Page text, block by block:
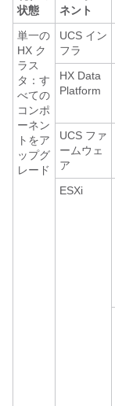
状態
ネント
単一の
HX ク
ラス
タ：す
べての
コンポ
ーネン
トをア
ップグ
レード
UCS イン
フラ
HX Data
Platform
UCS ファ
ームウェ
ア
ESXi